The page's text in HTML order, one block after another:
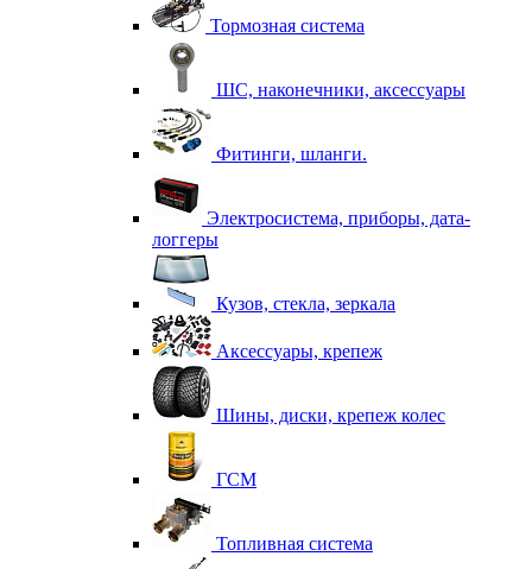
Тормозная система
ШС, наконечники, аксессуары
Фитинги, шланги.
Электросистема, приборы, дата-
логгеры
Кузов, стекла, зеркала
Аксессуары, крепеж
Шины, диски, крепеж колес
ГСМ
Топливная система